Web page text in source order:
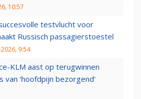
10:57
testvlucht voor
Russisch passagierstoestel
9:54
KLM aast op terugwinnen
van ‘hoofdpijn bezorgend’